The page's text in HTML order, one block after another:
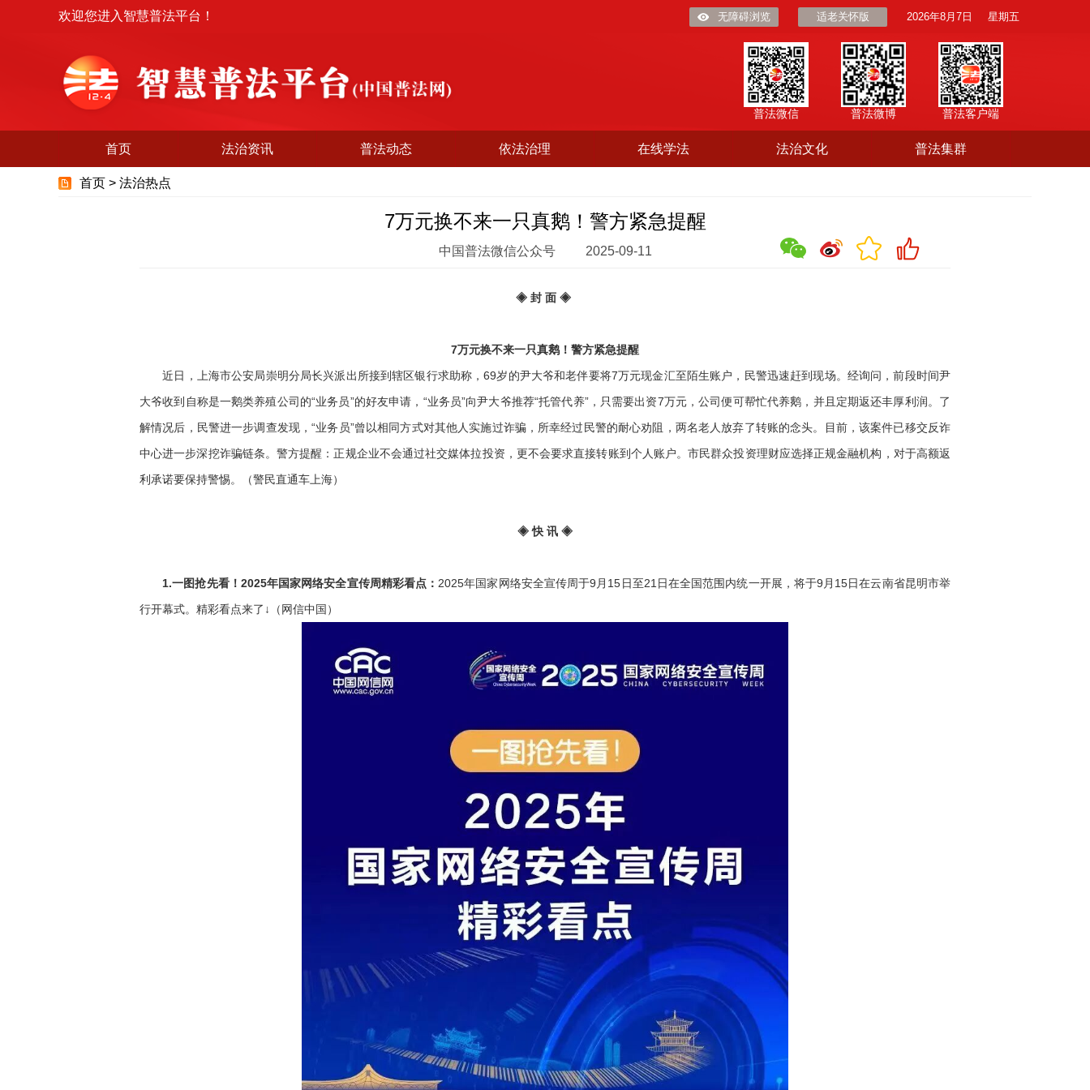
欢迎您进入智慧普法平台！ 无障碍浏览 适老关怀版 2026年8月7日 星期五
普法客户端
普法微博
普法微信
首页 法治资讯 普法动态 依法治理 在线学法 法治文化 普法集群
首页 > 法治热点
7万元换不来一只真鹅！警方紧急提醒
中国普法微信公众号 2025-09-11
◈ 封 面 ◈
7万元换不来一只真鹅！警方紧急提醒
近日，上海市公安局崇明分局长兴派出所接到辖区银行求助称，69岁的尹大爷和老伴要将7万元现金汇至陌生账户，民警迅速赶到现场。经询问，前段时间尹
大爷收到自称是一鹅类养殖公司的“业务员”的好友申请，“业务员”向尹大爷推荐“托管代养”，只需要出资7万元，公司便可帮忙代养鹅，并且定期返还丰厚利润。了
解情况后，民警进一步调查发现，“业务员”曾以相同方式对其他人实施过诈骗，所幸经过民警的耐心劝阻，两名老人放弃了转账的念头。目前，该案件已移交反诈
中心进一步深挖诈骗链条。警方提醒：正规企业不会通过社交媒体拉投资，更不会要求直接转账到个人账户。市民群众投资理财应选择正规金融机构，对于高额返
利承诺要保持警惕。（警民直通车上海）
◈ 快 讯 ◈
1.一图抢先看！2025年国家网络安全宣传周精彩看点： 2025年国家网络安全宣传周于9月15日至21日在全国范围内统一开展，将于9月15日在云南省昆明市举
行开幕式。精彩看点来了↓（网信中国）